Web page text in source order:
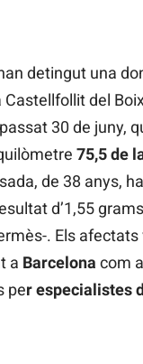
detingut una
del
30 de juny,
75,5 de
de 38 anys,
d’1,55
. Els
a Barcelona com a
per especialistes